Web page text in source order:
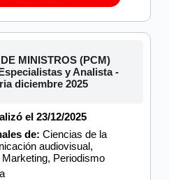
MINISTROS (PCM)
y Analista -
diciembre 2025
el 23/12/2025
de: Ciencias de la
audiovisual,
Periodismo